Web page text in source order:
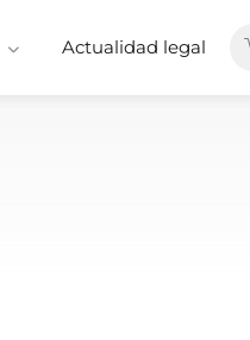
Actualidad legal